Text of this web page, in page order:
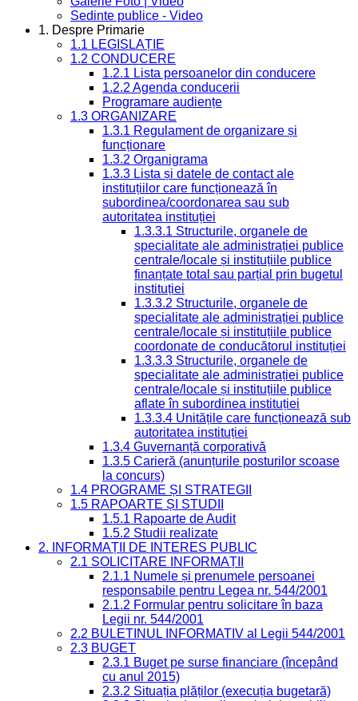
Sedinte publice - Video
1. Despre Primarie
1.1 LEGISLAȚIE
1.2 CONDUCERE
1.2.1 Lista persoanelor din conducere
1.2.2 Agenda conducerii
Programare audiențe
1.3 ORGANIZARE
1.3.1 Regulament de organizare și
funcționare
1.3.2 Organigrama
1.3.3 Lista și datele de contact ale
instituțiilor care funcționează în
subordinea/coordonarea sau sub
autoritatea instituției
1.3.3.1 Structurile, organele de
specialitate ale administrației publice
centrale/locale și instituțiile publice
finanțate total sau parțial prin bugetul
instituției
1.3.3.2 Structurile, organele de
specialitate ale administrației publice
centrale/locale și instituțiile publice
coordonate de conducătorul instituției
1.3.3.3 Structurile, organele de
specialitate ale administrației publice
centrale/locale și instituțiile publice
aflate în subordinea instituției
1.3.3.4 Unitățile care funcționează sub
autoritatea instituției
1.3.4 Guvernanță corporativă
1.3.5 Carieră (anunțurile posturilor scoase
la concurs)
1.4 PROGRAME ȘI STRATEGII
1.5 RAPOARTE ȘI STUDII
1.5.1 Rapoarte de Audit
1.5.2 Studii realizate
2. INFORMAȚII DE INTERES PUBLIC
2.1 SOLICITARE INFORMAȚII
2.1.1 Numele și prenumele persoanei
responsabile pentru Legea nr. 544/2001
2.1.2 Formular pentru solicitare în baza
Legii nr. 544/2001
2.2 BULETINUL INFORMATIV al Legii 544/2001
2.3 BUGET
2.3.1 Buget pe surse financiare (începând
cu anul 2015)
2.3.2 Situația plăților (execuția bugetară)